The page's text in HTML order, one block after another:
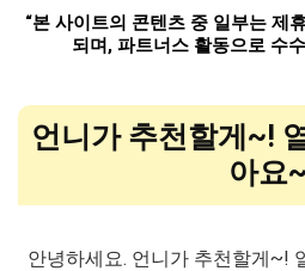
“본 사이트의 콘텐츠 중 일부는 제
되며, 파트너스 활동으로 수
언니가 추천할게~!
아요~
안녕하세요. 언니가 추천할게~!